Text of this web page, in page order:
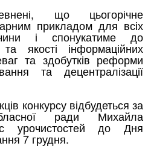
що цьогорічне
прикладом для всіх
і спонукатиме до
та якості інформаційних
та здобутків реформи
та децентралізації
конкурсу відбудеться за
ради Михайла
урочистостей до Дня
7 грудня.